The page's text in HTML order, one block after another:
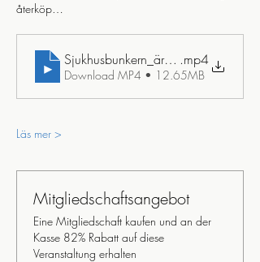
återköp…
.mp4
Download MP4 • 12.65MB
Läs mer >
Mitgliedschaftsangebot
Eine Mitgliedschaft kaufen und an der
Kasse 82% Rabatt auf diese
Veranstaltung erhalten